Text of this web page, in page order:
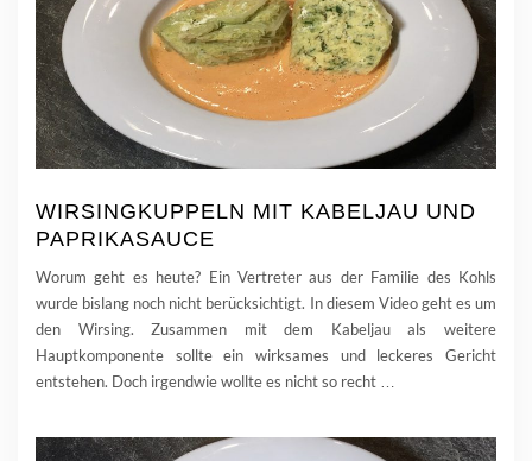
WIRSINGKUPPELN MIT KABELJAU UND
PAPRIKASAUCE
Worum geht es heute? Ein Vertreter aus der Familie des Kohls
wurde bislang noch nicht berücksichtigt. In diesem Video geht es um
den Wirsing. Zusammen mit dem Kabeljau als weitere
Hauptkomponente sollte ein wirksames und leckeres Gericht
entstehen. Doch irgendwie wollte es nicht so recht …